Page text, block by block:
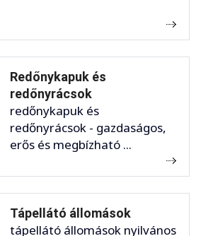
Redőnykapuk és
redőnyrácsok
redőnykapuk és
redőnyrácsok - gazdaságos,
erős és megbízható ...
Tápellátó állomások
tápellátó állomások nyilvános